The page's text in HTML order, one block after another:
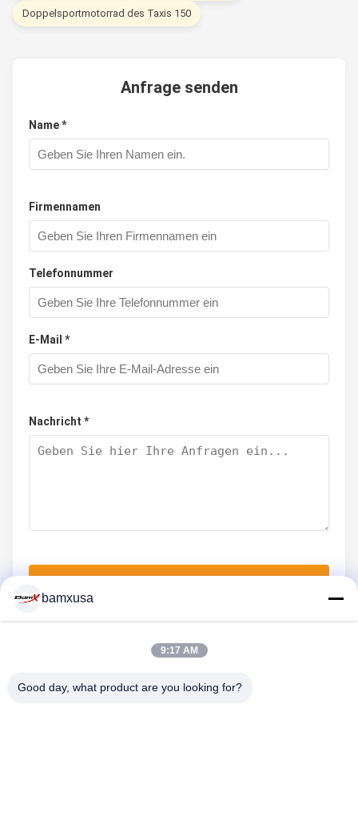
Doppelsportmotorrad des Taxis 150
Anfrage senden
Name *
Firmennamen
Telefonnummer
E-Mail *
Nachricht *
bamxusa
9:17 AM
Good day, what product are you looking for?